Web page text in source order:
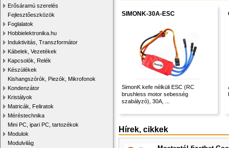
Erősáramú szerelés
Fejlesztőeszközök
Foglalatok
Hobbielektronika.hu
Induktivitás, Transzformátor
Kábelek, Vezetékek
Kapcsolók, Relék
Készülékek
Kishangszórók, Piezók, Mikrofonok
Kondenzátor
Kristályok
Matricák, Feliratok
Méréstechnika
Mini PC, ipari PC, tartozékok
Modulok
Modulvilág
SIMONK-30A-ESC
SimonK kefe nélküli ESC (RC
brushless motor sebesség
szabályzó), 30A, ...
Hírek, cikkek